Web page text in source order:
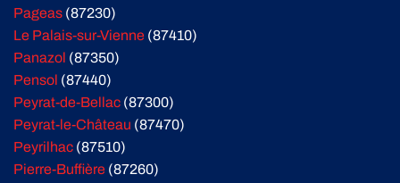
Pageas (87230)
Le Palais-sur-Vienne (87410)
Panazol (87350)
Pensol (87440)
Peyrat-de-Bellac (87300)
Peyrat-le-Château (87470)
Peyrilhac (87510)
Pierre-Buffière (87260)